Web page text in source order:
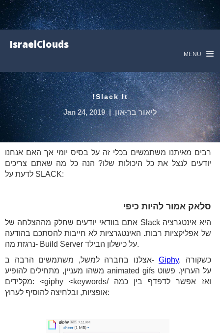
IsraelClouds
MENU
Slack It!
ליאור בר-און |
Jan 24, 2019
רבים מאיתנו משתמשים בכלי זה על בסיס יומי אך האם אנחנו
יודעים לנצל את כל היכולות שלו? הנה כל מה שאתם צריכים
לדעת על SLACK:
סלאק אמור להיות כיפי
אתם בוודאי יודעים שחלק מההצלחה של Slack היא אינטגרציה
של אפליקציות רבות. האינטגרציות לא חייבות להסתכם בהודעה
נרגזת מה- Build Server על כישלון הבילד.
אצלנו בחברה למשל, משתמשים הרבה ב-Giphy. כשקורה
משהו מעניין, מתחילים להופיע animated gifs על הערוץ. פשוט
מקלידים: <giphy <keywords/ ואז אפשר לדפדף בין כמה
אופציות, ובלחיצה להוסיף לערוץ: